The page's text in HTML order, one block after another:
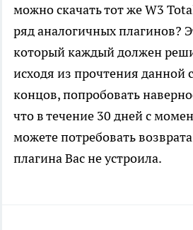
можно скачать тот же W3
ряд аналогичных плагинов?
который каждый должен
исходя из прочтения данной
концов, попробовать
что в течение 30 дней с
можете потребовать
плагина Вас не устроила.